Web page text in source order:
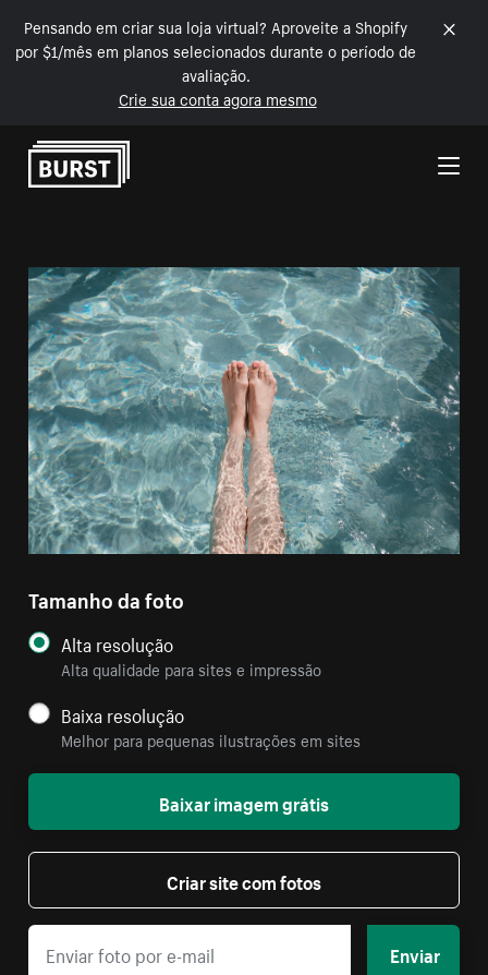
Pensando em criar sua loja virtual? Aproveite a Shopify
por $1/mês em planos selecionados durante o período de
avaliação.
Crie sua conta agora mesmo
Pular para o conteúdo
Tamanho da foto
Alta resolução
Alta qualidade para sites e impressão
Baixa resolução
Melhor para pequenas ilustrações em sites
Baixar imagem grátis
Criar site com fotos
Enviar